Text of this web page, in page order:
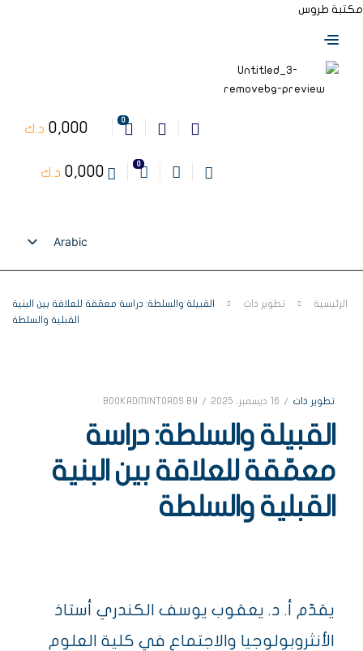
مكتبة طروس
0
0,000 د.ك
0
0,000 د.ك
Arabic
English
الرئيسية تطوير ذات
القبيلة والسلطة: دراسة معمّقة للعلاقة بين البنية
القبلية والسلطة
CATEGORIES
تطوير ذات 16 ديسمبر، 2025 BY
BOOKADMINTOROS
القبيلة والسلطة: دراسة
معمّقة للعلاقة بين البنية
القبلية والسلطة
يقدّم أ. د. يعقوب يوسف الكندري أستاذ
الأنثروبولوجيا والاجتماع في كلية العلوم